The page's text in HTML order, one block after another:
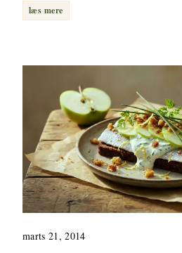
læs mere
marts 21, 2014